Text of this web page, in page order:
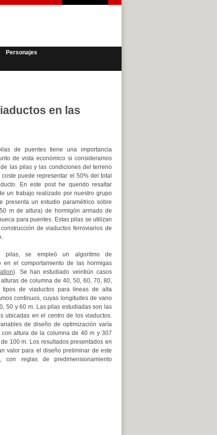
Personajes
en las
de puentes tiene una importancia
de vista económico si consideramos
las pilas y las condiciones del terreno
puede representar el 50% del total
En este post he querido resaltar
un trabajo realizado por nuestro grupo
presenta un estudio paramétrico sobre
m de altura) de hormigón armado de
para puentes. Estas pilas se utilizan
de viaductos ferroviarios de
pilas, se empleó un algoritmo de
en el comportamiento de las hormigas
). Se han estudiado veintiún casos
de columna de 40, 50, 60, 70, 80,
de viaductos para líneas de alta
continuos, cuyas longitudes de vano
50 y 60 m. Las pilas estudiadas son las
ubicadas en el centro de los viaductos.
de diseño de optimización varía
altura de la columna de 40 m y 307
100 m. Los resultados presentados en
valor para el diseño preliminar de este
con reglas de predimensionamiento